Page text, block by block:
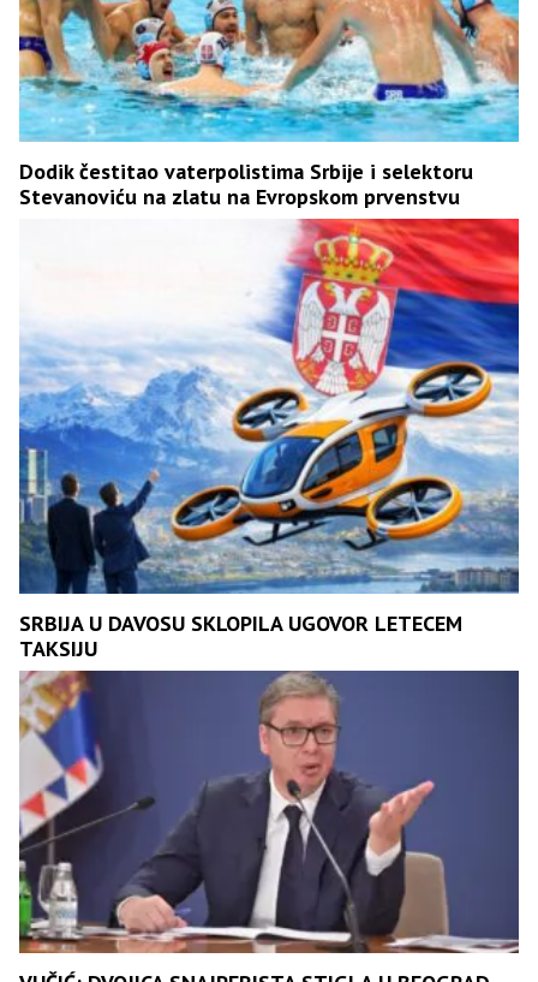
Dodik čestitao vaterpolistima Srbije i selektoru
Stevanoviću na zlatu na Evropskom prvenstvu
SRBIJA U DAVOSU SKLOPILA UGOVOR LETECEM
TAKSIJU